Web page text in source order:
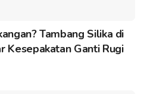
Tambang Silika di
Kesepakatan Ganti Rugi